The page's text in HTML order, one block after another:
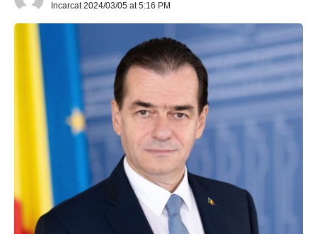
Incarcat 2024/03/05 at 5:16 PM